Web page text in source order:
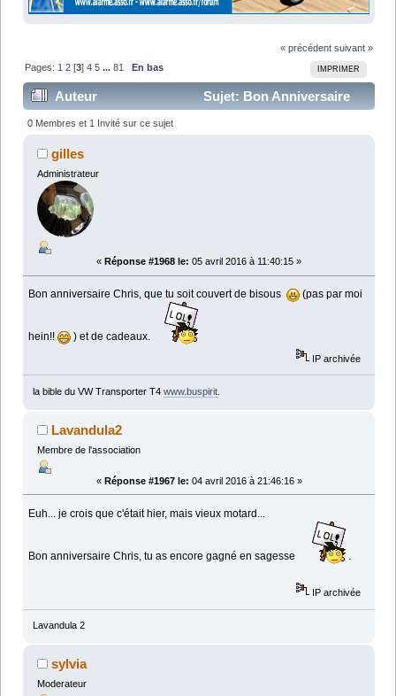
« précédent suivant »
IMPRIMER
Pages: 1 2 [3]4 5 ...81 En bas
Auteur
Sujet: Bon Anniversaire
(Lu 1209009 fois)
0 Membres et 1 Invité sur ce sujet
gilles
Administrateur
« Réponse #1968 le: 05 avril 2016 à 11:40:15 »
Bon anniversaire Chris, que tu soit couvert de bisous (pas par moi
hein!! ) et de cadeaux.
IP archivée
la bible du VW Transporter T4 www.buspirit.
Lavandula2
Membre de l'association
« Réponse #1967 le: 04 avril 2016 à 21:46:16 »
Euh... je crois que c'était hier, mais vieux motard...
Bon anniversaire Chris, tu as encore gagné en sagesse .
IP archivée
Lavandula 2
sylvia
Moderateur